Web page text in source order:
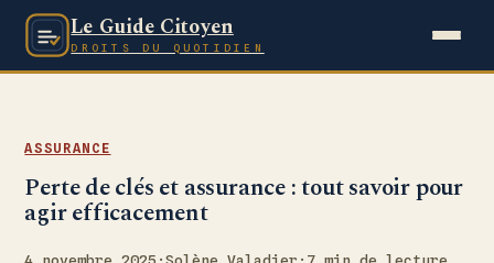
Le Guide Citoyen
DROITS DU QUOTIDIEN
ASSURANCE
Perte de clés et assurance : tout savoir pour
agir efficacement